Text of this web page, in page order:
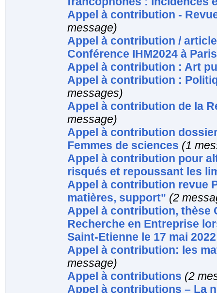
Appel à contribution -
message)
Appel à contribution /
Conférence IHM2024 à Paris
Appel à contribution : Art
Appel à contribution :
messages)
Appel à contribution de la
message)
Appel à contribution
Femmes de sciences (1
Appel à contribution pour
risqués et repoussant les
Appel à contribution revue
matières, support" (2
Appel à contribution, thèse
Recherche en Entreprise
Saint-Etienne le 17 mai 2022
Appel à contribution: les
message)
Appel à contributions (2
Appel à contributions – La